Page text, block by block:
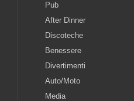
Pub
After Dinner
Discoteche
Benessere
Divertimenti
Auto/Moto
Media